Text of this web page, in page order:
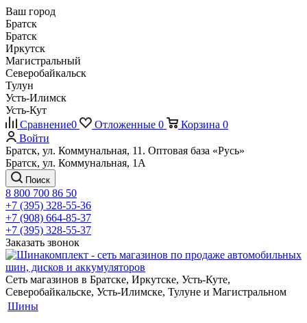
Ваш город
Братск
Братск
Иркутск
Магистральный
Северобайкальск
Тулун
Усть-Илимск
Усть-Кут
Сравнение0 Отложенные 0 Корзина 0
Войти
Братск, ул. Коммунальная, 11. Оптовая база «Русь»
Братск, ул. Коммунальная, 1А
Поиск
8 800 700 86 50
+7 (395) 328-55-36
+7 (908) 664-85-37
+7 (395) 328-55-37
Заказать звонок
Сеть магазинов в Братске, Иркутске, Усть-Куте,
Северобайкальске, Усть-Илимске, Тулуне и Магистральном
Шины